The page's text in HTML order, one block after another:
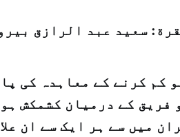
سعيد عبد الرازق
کم کرنے کے معاہدہ کی
کے درمیان کشمکش
میں سے ہر ایک سے ان